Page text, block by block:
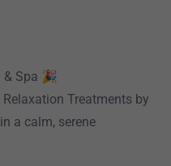
& Spa 🎉
Treatments by
a calm, serene